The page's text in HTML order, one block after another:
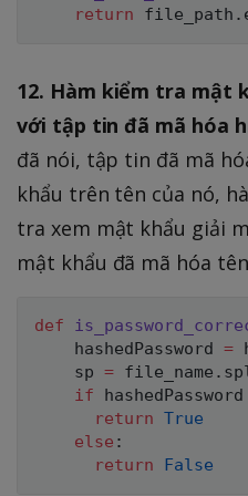
return file_path .
12. Hàm kiểm tra mật
với tập tin đã mã hóa
đã nói, tập tin đã mã
khẩu trên tên của nó,
tra xem mật khẩu giải
mật khẩu đã mã hóa
def
    hashedPassword
=
    sp
= file_name .
if hashedPassword
return True
else :
return
False